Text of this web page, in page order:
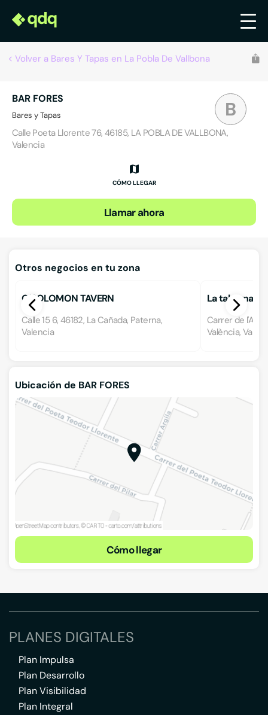
Volver a Bares Y Tapas en La Pobla De Vallbona
B
BAR FORES
Bares y Tapas
Calle Poeta Llorente 76, 46185, LA POBLA DE VALLBONA,
Valencia
CÓMO LLEGAR
Llamar ahora
Otros negocios en tu zona
O´SOLOMON TAVERN
Calle 15 6, 46182, La Cañada, Paterna,
Valencia
La taberna
Carrer de l'Art
València,
Ubicación de BAR FORES
Cómo llegar
PLANES DIGITALES
Plan Impulsa
Plan Desarrollo
Plan Visibilidad
Plan Integral